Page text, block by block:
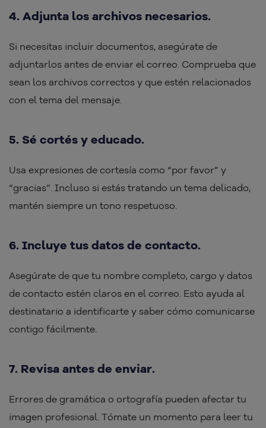
4. Adjunta los archivos necesarios.
Si necesitas incluir documentos, asegúrate de
adjuntarlos antes de enviar el correo. Comprueba que
sean los archivos correctos y que estén relacionados
con el tema del mensaje.
5. Sé cortés y educado.
Usa expresiones de cortesía como “por favor” y
“gracias”. Incluso si estás tratando un tema delicado,
mantén siempre un tono respetuoso.
6. Incluye tus datos de contacto.
Asegúrate de que tu nombre completo, cargo y datos
de contacto estén claros en el correo. Esto ayuda al
destinatario a identificarte y saber cómo comunicarse
contigo fácilmente.
7. Revisa antes de enviar.
Errores de gramática o ortografía pueden afectar tu
imagen profesional. Tómate un momento para leer tu